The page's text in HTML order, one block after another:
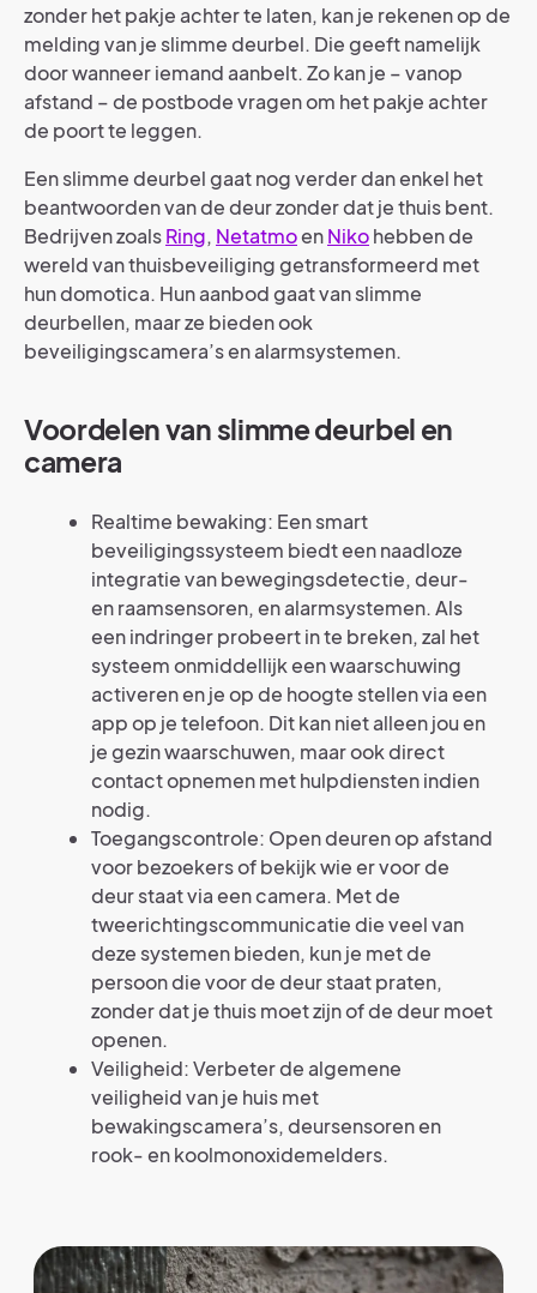
zonder het pakje achter te laten, kan je rekenen op de
melding van je slimme deurbel. Die geeft namelijk
door wanneer iemand aanbelt. Zo kan je – vanop
afstand – de postbode vragen om het pakje achter
de poort te leggen.
Een slimme deurbel gaat nog verder dan enkel het
beantwoorden van de deur zonder dat je thuis bent.
Bedrijven zoalsRing, NetatmoenNikohebben de
wereld van thuisbeveiliging getransformeerd met
hun domotica. Hun aanbod gaat van slimme
deurbellen, maar ze bieden ook
beveiligingscamera’s en alarmsystemen.
Voordelen van slimme deurbel en
camera
Realtime bewaking: Een smart
beveiligingssysteem biedt een naadloze
integratie van bewegingsdetectie, deur-
en raamsensoren, en alarmsystemen. Als
een indringer probeert in te breken, zal het
systeem onmiddellijk een waarschuwing
activeren en je op de hoogte stellen via een
app op je telefoon. Dit kan niet alleen jou en
je gezin waarschuwen, maar ook direct
contact opnemen met hulpdiensten indien
nodig.
Toegangscontrole: Open deuren op afstand
voor bezoekers of bekijk wie er voor de
deur staat via een camera. Met de
tweerichtingscommunicatie die veel van
deze systemen bieden, kun je met de
persoon die voor de deur staat praten,
zonder dat je thuis moet zijn of de deur moet
openen.
Veiligheid: Verbeter de algemene
veiligheid van je huis met
bewakingscamera’s, deursensoren en
rook- en koolmonoxidemelders.